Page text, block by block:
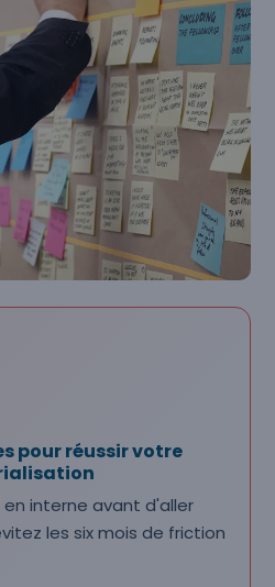
pour réussir votre
interne avant d'aller
les six mois de friction